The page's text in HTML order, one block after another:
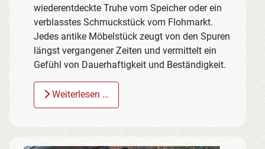
wiederentdeckte Truhe vom Speicher oder ein
verblasstes Schmuckstück vom Flohmarkt.
Jedes antike Möbelstück zeugt von den Spuren
längst vergangener Zeiten und vermittelt ein
Gefühl von Dauerhaftigkeit und Beständigkeit.
Weiterlesen …